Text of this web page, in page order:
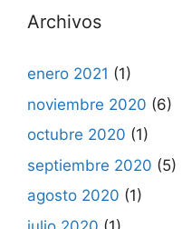
Archivos
enero 2021 (1)
noviembre 2020 (6)
octubre 2020 (1)
septiembre 2020 (5)
agosto 2020 (1)